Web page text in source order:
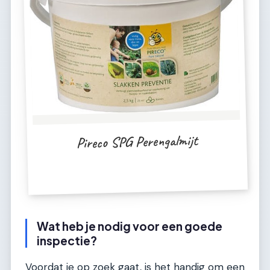
Pireco SPG Perengalmijt
Wat heb je nodig voor een goede
inspectie?
Voordat je op zoek gaat, is het handig om een